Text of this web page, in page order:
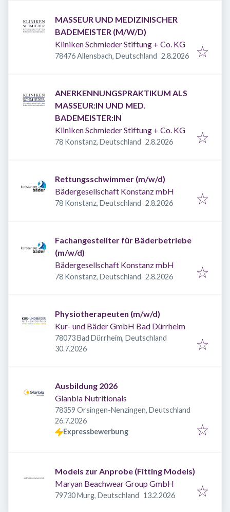
MASSEUR UND MEDIZINISCHER
BADEMEISTER (M/W/D)
Kliniken Schmieder Stiftung + Co. KG
78476 Allensbach, Deutschland Veröffentlicht
2.8.2026
ANERKENNUNGSPRAKTIKUM ALS
MASSEUR:IN UND MED.
BADEMEISTER:IN
Kliniken Schmieder Stiftung + Co. KG
78 Konstanz, Deutschland Veröffentlicht
2.8.2026
Rettungsschwimmer (m/w/d)
Bädergesellschaft Konstanz mbH
78 Konstanz, Deutschland Veröffentlicht
2.8.2026
Fachangestellter für Bäderbetriebe
(m/w/d)
Bädergesellschaft Konstanz mbH
78 Konstanz, Deutschland Veröffentlicht
2.8.2026
Physiotherapeuten (m/w/d)
Kur- und Bäder GmbH Bad Dürrheim
78073 Bad Dürrheim, Deutschland
Veröffentlicht
30.7.2026
Ausbildung 2026
Glanbia Nutritionals
78359 Orsingen-Nenzingen, Deutschland
Veröffentlicht
26.7.2026
Expressbewerbung
Models zur Anprobe (Fitting Models)
Maryan Beachwear Group GmbH
79730 Murg, Deutschland Veröffentlicht
13.2.2026